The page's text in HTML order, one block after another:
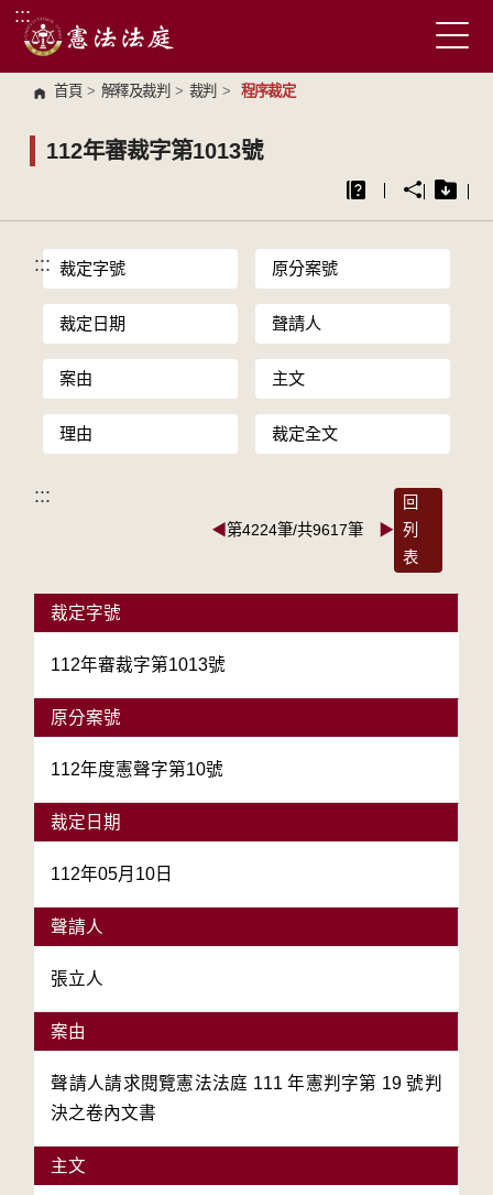
跳到主要內容區塊
:::
首頁 > 解釋及裁判 > 裁判 > 程序裁定
112年審裁字第1013號
::: 裁定字號 原分案號
裁定日期 聲請人
案由 主文
理由 裁定全文
:::
◀第4224筆/共9617筆 ▶
回
列
表
裁定字號
112年審裁字第1013號
原分案號
112年度憲聲字第10號
裁定日期
112年05月10日
聲請人
張立人
案由
聲請人請求閱覽憲法法庭 111 年憲判字第 19 號判
決之卷內文書
主文